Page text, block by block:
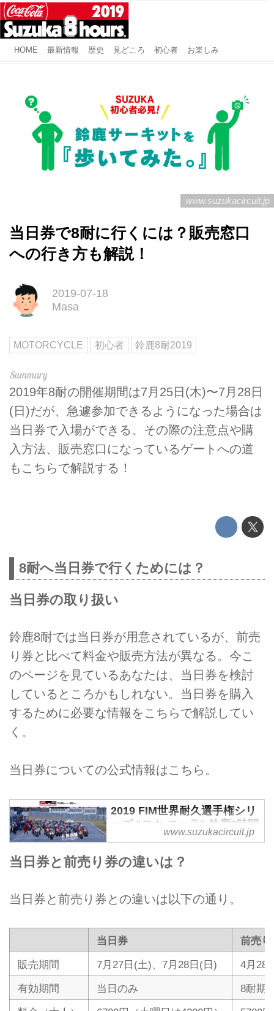
HOME 最新情報 歴史 見どころ 初心者 お楽しみ
www.suzukacircuit.jp
当日券で8耐に行くには？販売窓口
への行き方も解説！
2019-07-18
Masa
MOTORCYCLE 初心者 鈴鹿8耐2019
2019年8耐の開催期間は7月25日(木)〜7月28日
(日)だが、急遽参加できるようになった場合は
当日券で入場ができる。その際の注意点や購
入方法、販売窓口になっているゲートへの道
もこちらで解説する！
8耐へ当日券で行くためには？
当日券の取り扱い
鈴鹿8耐では当日券が用意されているが、前売
り券と比べて料金や販売方法が異なる。今こ
のページを見ているあなたは、当日券を検討
しているところかもしれない。当日券を購入
するために必要な情報をこちらで解説してい
く。
当日券についての公式情報はこちら。
2019 FIM世界耐久選手権シリ
ーズ "コカ·コーラ" 鈴鹿8時間
耐久ロードレース
2019 FIM世界耐久選手権シリーズ
"コカ·コーラ" 鈴鹿8時間耐久ロー
（日）に開催いたします。
www.suzukacircuit.jp
当日券と前売り券の違いは？
当日券と前売り券との違いは以下の通り。
当日券
前売り
販売期間
7月27日(土)、7月28日(日)
4月28
有効期間
当日のみ
8耐期